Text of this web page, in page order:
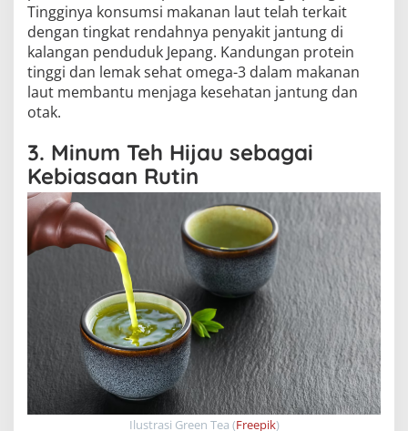
Tingginya konsumsi makanan laut telah terkait
dengan tingkat rendahnya penyakit jantung di
kalangan penduduk Jepang. Kandungan protein
tinggi dan lemak sehat omega-3 dalam makanan
laut membantu menjaga kesehatan jantung dan
otak.
3. Minum Teh Hijau sebagai
Kebiasaan Rutin
Ilustrasi Green Tea (Freepik)